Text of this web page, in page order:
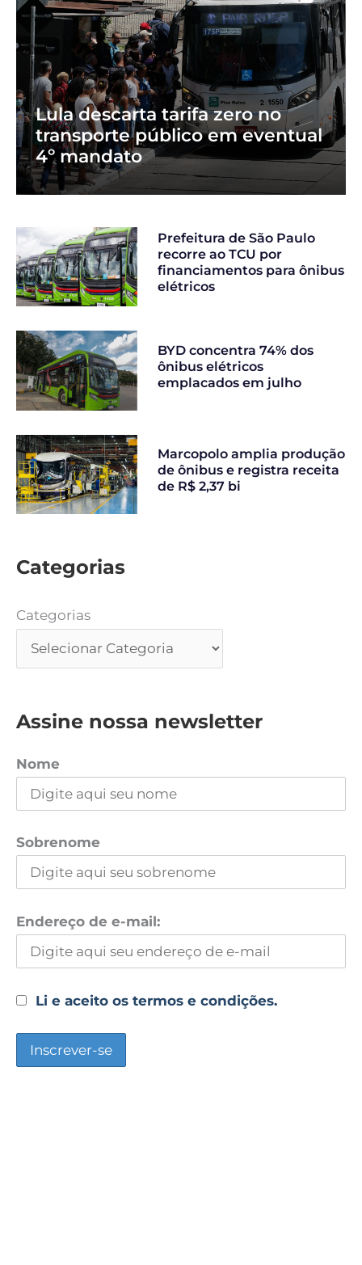
Lula descarta tarifa zero no
transporte público em eventual
4º mandato
Prefeitura de São Paulo
recorre ao TCU por
financiamentos para ônibus
elétricos
BYD concentra 74% dos
ônibus elétricos
emplacados em julho
Marcopolo amplia produção
de ônibus e registra receita
de R$ 2,37 bi
Categorias
Categorias
Assine nossa newsletter
Nome
Sobrenome
Endereço de e-mail:
Li e aceito os termos e condições.